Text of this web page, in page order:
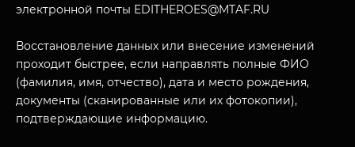
электронной почты EDITHEROES@MTAF.RU
Восстановление данных или внесение изменений
проходит быстрее, если направлять полные ФИО
(фамилия, имя, отчество), дата и место рождения,
документы (сканированные или их фотокопии),
подтверждающие информацию.